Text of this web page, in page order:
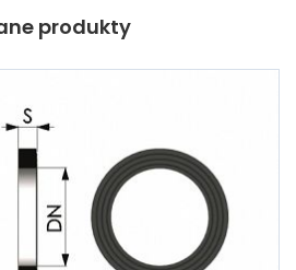
produkty